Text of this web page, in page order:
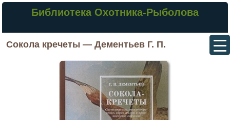
Библиотека Охотника-Рыболова
Сокола кречеты — Дементьев Г. П.